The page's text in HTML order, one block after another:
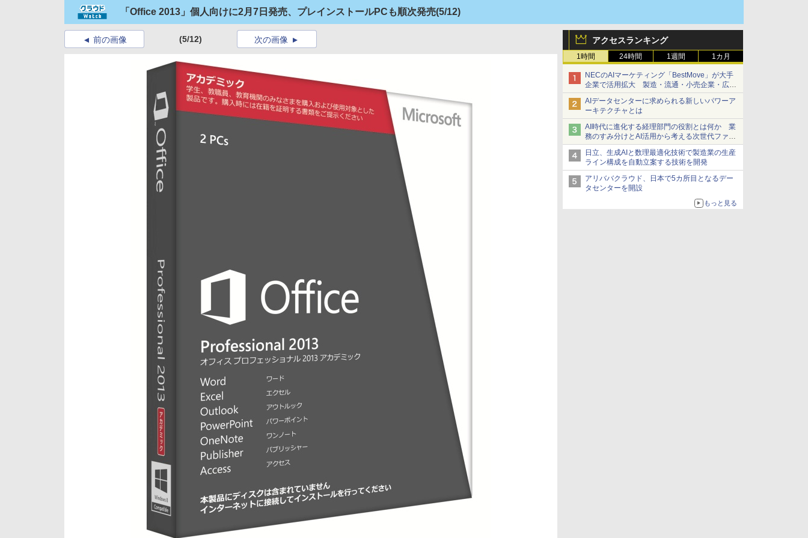
「Office 2013」個人向けに2月7日発売、プレインストールPCも順次発売(5/12)
アクセスランキング
1時間 24時間 1週間 1カ月
NECのAIマーケティング「BestMove」が大手
企業で活用拡大 製造・流通・小売企業・広告
代理店などが実装フェーズへ
AIデータセンターに求められる新しいパワーア
ーキテクチャとは
AI時代に進化する経理部門の役割とは何か 業
務のすみ分けとAI活用から考える次世代ファイ
ナンス戦略
日立、生成AIと数理最適化技術で製造業の生産
ライン構成を自動立案する技術を開発
アリババクラウド、日本で5カ所目となるデー
タセンターを開設
もっと見る
前の画像 (5/12) 次の画像